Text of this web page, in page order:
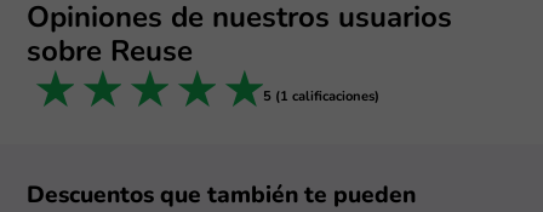
Opiniones de nuestros usuarios
sobre Reuse
5 stars
4 stars
3 stars
2 stars
1 star 5 (1 calificaciones)
Descuentos que también te pueden